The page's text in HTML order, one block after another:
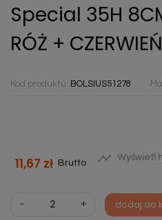
Special 35H
RÓŻ + CZERWIEŃ
Kod produktu: BOLSIUS51278
11,67 zł Brutto  Wyświetl
- + dodaj do